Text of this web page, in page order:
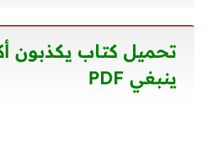
تحميل كتاب يكذبون
ينبغي PDF